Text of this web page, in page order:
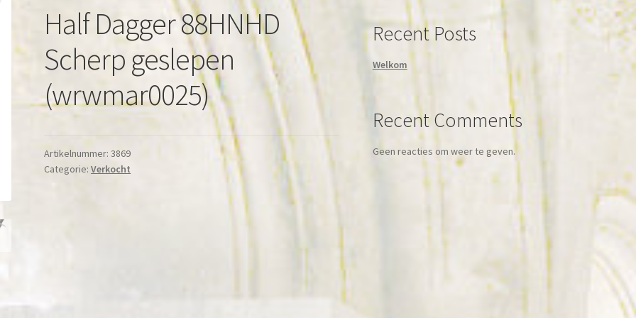
Half Dagger 88HNHD
Scherp geslepen
(wrwmar0025)
Artikelnummer:3869
Categorie:Verkocht
Recent Posts
Welkom
Recent Comments
Geen reacties om weer te geven.